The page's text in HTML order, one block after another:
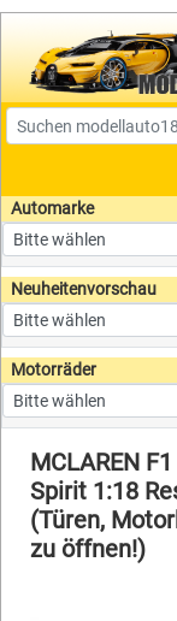
Automarke
Neuheitenvorschau
Motorräder
MCLAREN
Spirit 1:18
(Türen,
zu öffnen!)